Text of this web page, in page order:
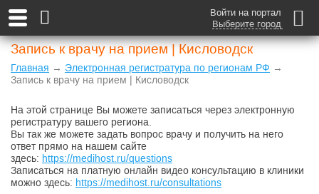
Войти на портал
Выберите город
Запись к врачу на прием | Кисловодск
Главная → Электронная регистратура по регионам РФ →
Запись к врачу на прием | Кисловодск
На этой странице Вы можете записаться через электронную
регистратуру вашего региона.
Вы так же можете задать вопрос врачу и получить на него
ответ прямо на нашем сайте
здесь: https://medihost.ru/questions
Записаться на платную онлайн видео консультацию в клиники
можно здесь: https://medihost.ru/consultations